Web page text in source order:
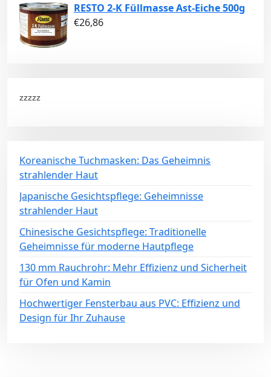
RESTO 2-K Füllmasse Ast-Eiche 500g
€26,86
zzzzz
Koreanische Tuchmasken: Das Geheimnis
strahlender Haut
Japanische Gesichtspflege: Geheimnisse
strahlender Haut
Chinesische Gesichtspflege: Traditionelle
Geheimnisse für moderne Hautpflege
130 mm Rauchrohr: Mehr Effizienz und Sicherheit
für Ofen und Kamin
Hochwertiger Fensterbau aus PVC: Effizienz und
Design für Ihr Zuhause